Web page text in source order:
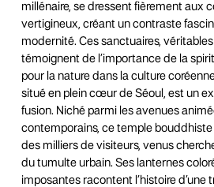
millénaire, se dressent fièrement aux
vertigineux, créant un contraste
modernité. Ces sanctuaires,
témoignent de l’importance de la
pour la nature dans la culture
situé en plein cœur de Séoul, est un
fusion. Niché parmi les avenues
contemporains, ce temple
des milliers de visiteurs, venus
du tumulte urbain. Ses lanternes
imposantes racontent l’histoire d’une